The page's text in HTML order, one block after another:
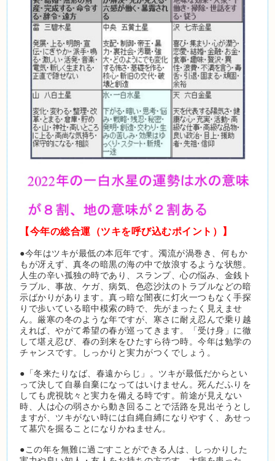
【今年の総合運（ツキを呼び込むポイント）】
●今年はツキが最低の本厄年です。濁流が渦巻き、何もか
もが冴えず、真冬の暗黒の海の中で放浪するような状態。
人生の辛い孤独の時であり、スランプ、心の悩み、金銭ト
ラブル、事故、ケガ、病気、色恋沙汰のトラブルなどの暗
示ばかりがあります。真っ暗な闇夜に灯火一つもなく手探
りで歩いている暗中模索の時で、先がまったく見えませ
ん。厳寒の冬のような年ですが、寒さに耐え忍んで乗り越
えれば、やがて希望の春が巡ってきます。「受け身」に徹
して堪え忍び、春の到来をひたすら待つ時。今年は勉学の
チャンスです。しっかりと実力がつくでしょう。
●「冬来たりなば、春遠からじ」。ツキが最低だからとい
って決して自暴自棄になってはいけません。死んだふりを
しても虎視眈々と実力を備える時です。前途が見えない
時、人は心の弱さから動き回ることで活路を見出そうとし
ますが、ツキがない時には自縄自縛になりやすく、あせっ
て墓穴を掘ることになりかねません。
●この年を無難に過ごすことができる人は、しっかりした